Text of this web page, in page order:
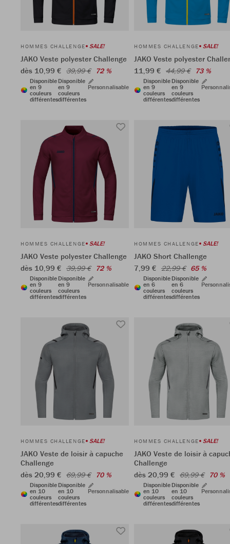
HOMMES CHALLENGE SALE!
JAKO Veste polyester Challenge
dès 10,99 € 39,99 € 72 %
Disponible
en 9
couleurs
différentes
Disponible
en 9
couleurs
différentes
Personnalisable
HOMMES CHALLENGE SALE!
JAKO Veste polyester
11,99 € 44,99 € 73 %
Disponible
en 9
couleurs
différentes
Disponible
en 9
couleurs
différentes
HOMMES CHALLENGE SALE!
JAKO Veste polyester Challenge
dès 10,99 € 39,99 € 72 %
Disponible
en 9
couleurs
différentes
Disponible
en 9
couleurs
différentes
Personnalisable
HOMMES CHALLENGE SALE!
JAKO Short Challenge
7,99 € 22,99 € 65 %
Disponible
en 6
couleurs
différentes
Disponible
en 6
couleurs
différentes
HOMMES CHALLENGE SALE!
JAKO Veste de loisir à capuche
Challenge
dès 20,99 € 69,99 € 70 %
Disponible
en 10
couleurs
différentes
Disponible
en 10
couleurs
différentes
Personnalisable
HOMMES CHALLENGE SALE!
JAKO Veste de loisir à
Challenge
dès 20,99 € 69,99 € 70 %
Disponible
en 10
couleurs
différentes
Disponible
en 10
couleurs
différentes